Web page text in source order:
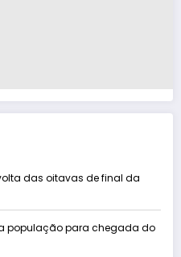
das oitavas de final da
população para chegada do